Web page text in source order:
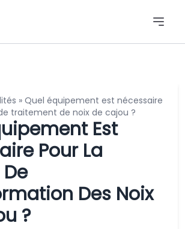
» Quel équipement est nécessaire
traitement de noix de cajou ?
Est
Pour La
Des Noix
?